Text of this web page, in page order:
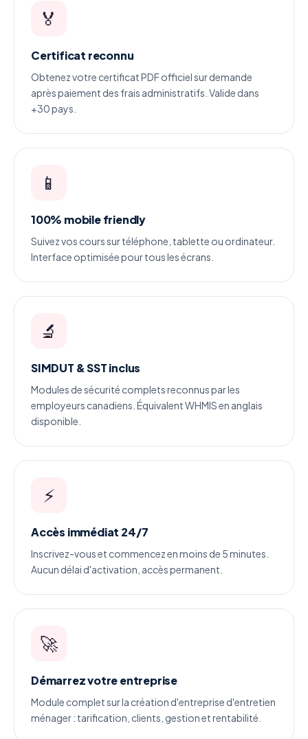
🏅
Certificat reconnu
Obtenez votre certificat PDF officiel sur demande
après paiement des frais administratifs. Valide dans
+30 pays.
📱
100% mobile friendly
Suivez vos cours sur téléphone, tablette ou ordinateur.
Interface optimisée pour tous les écrans.
🔬
SIMDUT & SST inclus
Modules de sécurité complets reconnus par les
employeurs canadiens. Équivalent WHMIS en anglais
disponible.
⚡
Accès immédiat 24/7
Inscrivez-vous et commencez en moins de 5 minutes.
Aucun délai d'activation, accès permanent.
🚀
Démarrez votre entreprise
Module complet sur la création d'entreprise d'entretien
ménager : tarification, clients, gestion et rentabilité.